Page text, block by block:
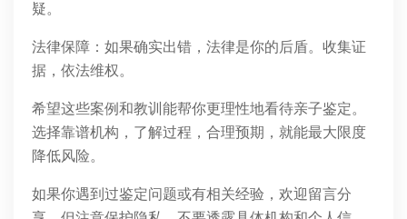
疑。
法律保障：如果确实出错，法律是你的后盾。收集证
据，依法维权。
希望这些案例和教训能帮你更理性地看待亲子鉴定。
选择靠谱机构，了解过程，合理预期，就能最大限度
降低风险。
如果你遇到过鉴定问题或有相关经验，欢迎留言分